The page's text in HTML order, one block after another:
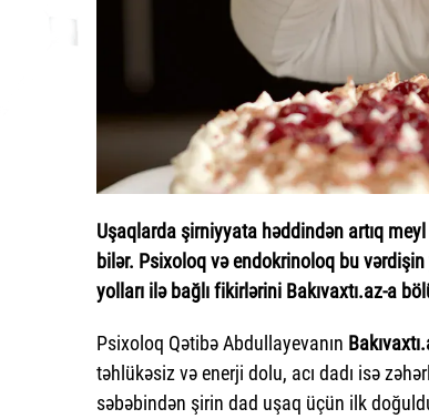
Uşaqlarda şirniyyata həddindən artıq
bilər. Psixoloq və endokrinoloq bu vərdişin
yolları ilə bağlı fikirlərini Bakıvaxtı.az-a
Psixoloq Qətibə Abdullayevanın
təhlükəsiz və enerji dolu, acı dadı isə
səbəbindən şirin dad uşaq üçün ilk